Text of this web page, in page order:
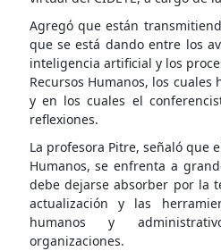
Agregó que están
que se está dando entre los
inteligencia artificial y los
Recursos Humanos, los
y en los cuales el
reflexiones.
La profesora Pitre, señaló que
Humanos, se enfrenta a
debe dejarse absorber por la
actualización y las
humanos y
organizaciones.